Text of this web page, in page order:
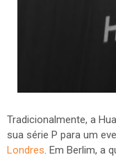
Tradicionalmente, a
sua série P para um
Londres. Em Berlim, a